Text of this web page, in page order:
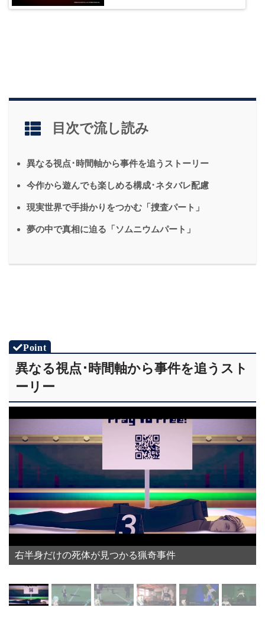
目次で流し読み
異なる視点･時間軸から事件を追うストーリー
今作から遊んでも楽しめる構成･ネタバレ配慮
現実世界で手掛かりをつかむ「捜査パート」
夢の中で真相に迫る「ソムニウムパート」
異なる視点･時間軸から事件を追うスト
ーリー
右半身だけの死体が見つかる猟奇事件